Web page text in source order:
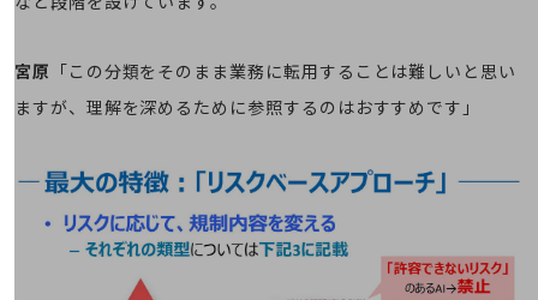
その他の業界はこちら
NTTドコモビジネス
オンラインショップ
相談・申し込みができるバーチャルショップ
法人向けモバイルトップ
はじめての方へ
サービス・商品を探す
新規会員登録/ログインはこちら
100回線以上のお問い合わせ・お見積りはこちら
宮原 「この分類をそのまま業務に転用することは難しいと思い
ますが、理解を深めるために参照するのはおすすめです」